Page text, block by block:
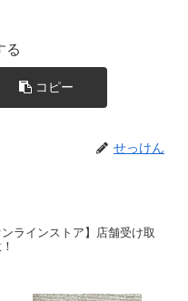
る
コピー
せっけん
ンラインストア】店舗受け取